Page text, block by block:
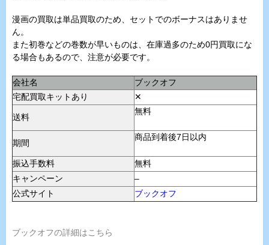
漫画の買取は単品買取のため、セットでのボーナスはありませ
ん。
また初巻などの巻数が早いものは、在庫過多のため0円買取にな
る場合もあるので、注意が必要です。
会社名
ブックオフ
宅配買取キットあり
✕
送料
無料
期間
商品到着後7日以内
振込手数料
無料
キャンペーン
–
公式サイト
ブックオフ
ブックオフの詳細はこちら